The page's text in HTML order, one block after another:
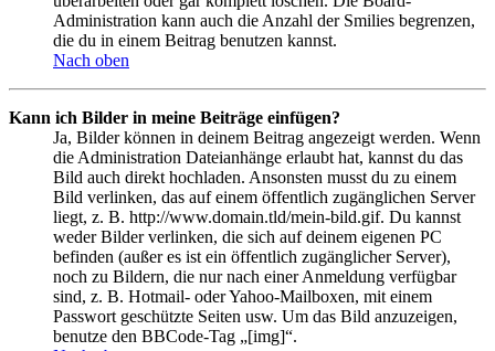
Administration kann auch die Anzahl der Smilies begrenzen,
die du in einem Beitrag benutzen kannst.
Nach oben
Kann ich Bilder in meine Beiträge einfügen?
Ja, Bilder können in deinem Beitrag angezeigt werden. Wenn
die Administration Dateianhänge erlaubt hat, kannst du das
Bild auch direkt hochladen. Ansonsten musst du zu einem
Bild verlinken, das auf einem öffentlich zugänglichen Server
liegt, z. B. http://www.domain.tld/mein-bild.gif. Du kannst
weder Bilder verlinken, die sich auf deinem eigenen PC
befinden (außer es ist ein öffentlich zugänglicher Server),
noch zu Bildern, die nur nach einer Anmeldung verfügbar
sind, z. B. Hotmail- oder Yahoo-Mailboxen, mit einem
Passwort geschützte Seiten usw. Um das Bild anzuzeigen,
benutze den BBCode-Tag „[img]“.